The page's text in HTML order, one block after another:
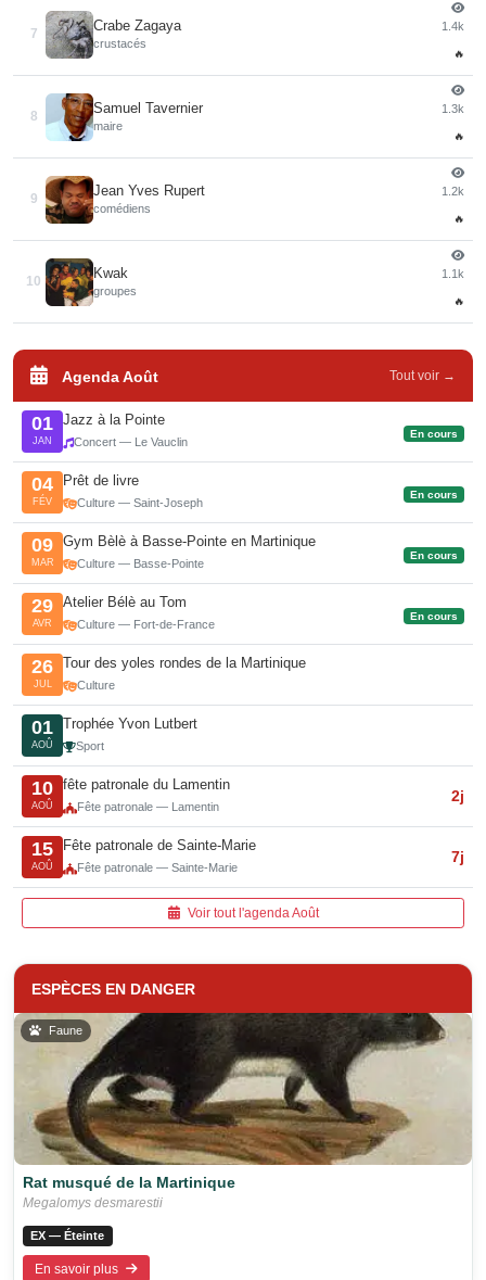
7
Crabe Zagaya
crustacés
1.4k
🔥
8
Samuel Tavernier
maire
1.3k
🔥
9
Jean Yves Rupert
comédiens
1.2k
🔥
10
Kwak
groupes
1.1k
🔥
Agenda Août Tout voir →
01
JAN
Jazz à la Pointe
Concert — Le Vauclin
En cours
04
FÉV
Prêt de livre
Culture — Saint-Joseph
En cours
09
MAR
Gym Bèlè à Basse-Pointe en Martinique
Culture — Basse-Pointe
En cours
29
AVR
Atelier Bélè au Tom
Culture — Fort-de-France
En cours
26
JUL
Tour des yoles rondes de la Martinique
Culture
01
AOÛ
Trophée Yvon Lutbert
Sport
10
AOÛ
fête patronale du Lamentin
Fête patronale — Lamentin
2j
15
AOÛ
Fête patronale de Sainte-Marie
Fête patronale — Sainte-Marie
7j
Voir tout l'agenda Août
ESPÈCES EN DANGER
Faune
Rat musqué de la Martinique
Megalomys desmarestii
EX — Éteinte
En savoir plus